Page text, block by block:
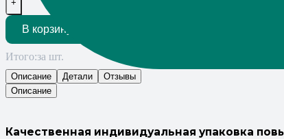
+
В корзину
Итого:за шт.
Описание Детали
Отзывы
Описание
Качественная индивидуальная упаковка